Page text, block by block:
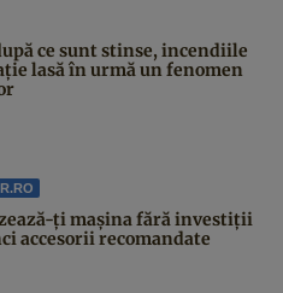
ce sunt stinse, incendiile
lasă în urmă un fenomen
ți mașina fără investiții
accesorii recomandate